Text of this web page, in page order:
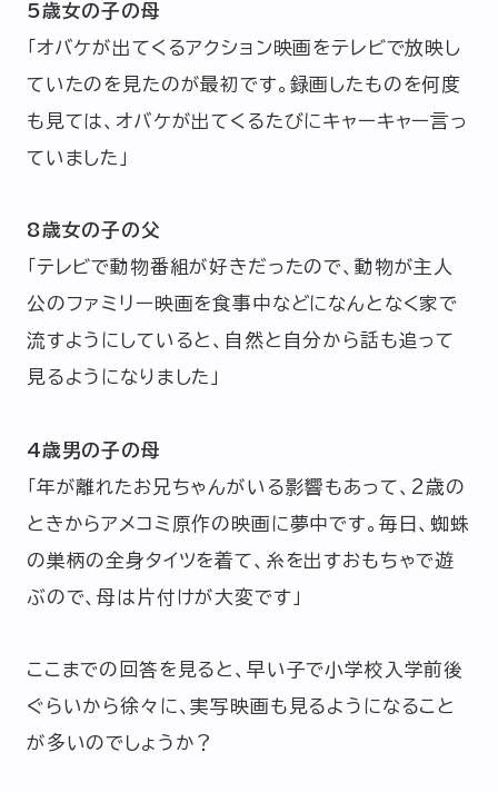
5歳女の子の母
「オバケが出てくるアクション映画をテレビで放映し
ていたのを見たのが最初です。録画したものを何度
も見ては、オバケが出てくるたびにキャーキャー言っ
ていました」
8歳女の子の父
「テレビで動物番組が好きだったので、動物が主人
公のファミリー映画を食事中などになんとなく家で
流すようにしていると、自然と自分から話も追って
見るようになりました」
4歳男の子の母
「年が離れたお兄ちゃんがいる影響もあって、2歳の
ときからアメコミ原作の映画に夢中です。毎日、蜘蛛
の巣柄の全身タイツを着て、糸を出すおもちゃで遊
ぶので、母は片付けが大変です」
ここまでの回答を見ると、早い子で小学校入学前後
ぐらいから徐々に、実写映画も見るようになること
が多いのでしょうか？